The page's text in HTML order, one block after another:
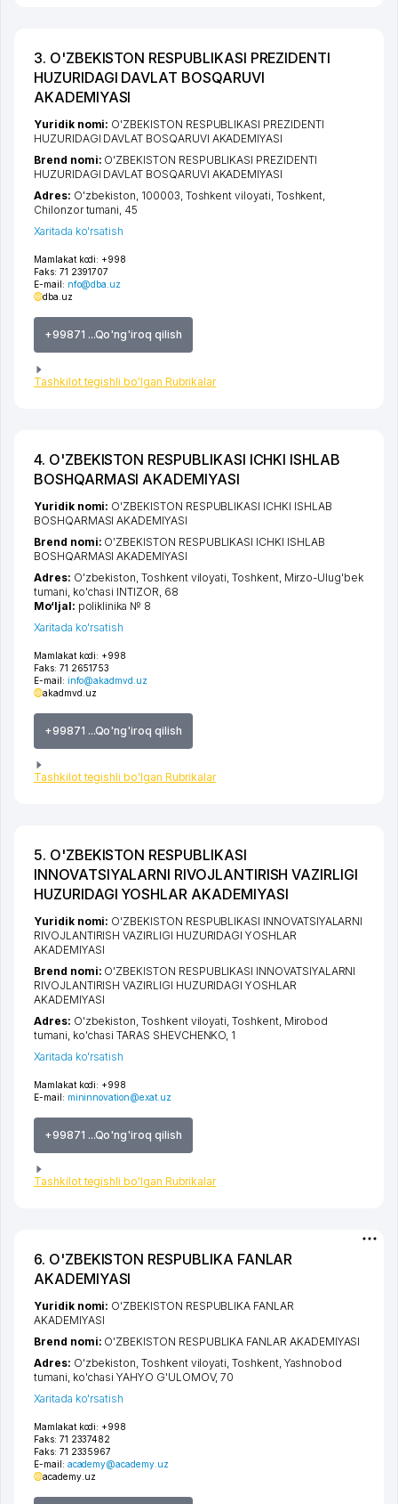
3. O'ZBEKISTON RESPUBLIKASI PREZIDENTI
HUZURIDAGI DAVLAT BOSQARUVI
AKADEMIYASI
Mamlakat kodi: +998
Faks: 71 2391707
E-mail: nfo@dba.uz
dba.uz
+99871 ...Qo'ng'iroq qilish
Tashkilot tegishli bo'lgan Rubrikalar
Yuridik nomi: O'ZBEKISTON RESPUBLIKASI PREZIDENTI
HUZURIDAGI DAVLAT BOSQARUVI AKADEMIYASI
Brend nomi: O'ZBEKISTON RESPUBLIKASI PREZIDENTI
HUZURIDAGI DAVLAT BOSQARUVI AKADEMIYASI
Adres: O'zbekiston, 100003, Toshkent viloyati, Toshkent,
Chilonzor tumani, 45
Xaritada ko'rsatish
4. O'ZBEKISTON RESPUBLIKASI ICHKI ISHLAB
BOSHQARMASI AKADEMIYASI
Mamlakat kodi: +998
Faks: 71 2651753
E-mail: info@akadmvd.uz
akadmvd.uz
+99871 ...Qo'ng'iroq qilish
Tashkilot tegishli bo'lgan Rubrikalar
Yuridik nomi: O'ZBEKISTON RESPUBLIKASI ICHKI ISHLAB
BOSHQARMASI AKADEMIYASI
Brend nomi: O'ZBEKISTON RESPUBLIKASI ICHKI ISHLAB
BOSHQARMASI AKADEMIYASI
Adres: O'zbekiston,Toshkent viloyati ,Toshkent, Mirzo-Ulug'bek
tumani ko'chasi INTIZOR , 68
Mo‘ljal: poliklinika № 8
Xaritada ko'rsatish
5. O'ZBEKISTON RESPUBLIKASI
INNOVATSIYALARNI RIVOJLANTIRISH VAZIRLIGI
HUZURIDAGI YOSHLAR AKADEMIYASI
Mamlakat kodi: +998
E-mail: mininnovation@exat.uz
+99871 ...Qo'ng'iroq qilish
Tashkilot tegishli bo'lgan Rubrikalar
Yuridik nomi: O'ZBEKISTON RESPUBLIKASI INNOVATSIYALARNI
RIVOJLANTIRISH VAZIRLIGI HUZURIDAGI YOSHLAR
AKADEMIYASI
Brend nomi: O'ZBEKISTON RESPUBLIKASI INNOVATSIYALARNI
RIVOJLANTIRISH VAZIRLIGI HUZURIDAGI YOSHLAR
AKADEMIYASI
Adres: O'zbekiston,Toshkent viloyati ,Toshkent, Mirobod
tumani ko'chasi TARAS SHEVCHENKO , 1
Xaritada ko'rsatish
6. O'ZBEKISTON RESPUBLIKA FANLAR
AKADEMIYASI
Mamlakat kodi: +998
Faks: 71 2337482
Faks: 71 2335967
E-mail: academy@academy.uz
academy.uz
Yuridik nomi: O'ZBEKISTON RESPUBLIKA FANLAR
AKADEMIYASI
Brend nomi: O'ZBEKISTON RESPUBLIKA FANLAR AKADEMIYASI
Adres: O'zbekiston,Toshkent viloyati,Toshkent, Yashnobod
tumani, ko'chasi YAHYO G'ULOMOV, 70
Xaritada ko'rsatish